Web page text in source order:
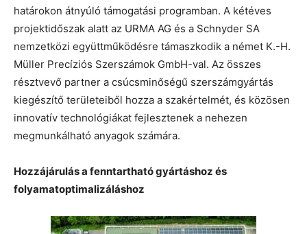
határokon átnyúló támogatási programban. A kétéves
projektidőszak alatt az URMA AG és a Schnyder SA
nemzetközi együttműködésre támaszkodik a német K.-H.
Müller Precíziós Szerszámok GmbH-val. Az összes
résztvevő partner a csúcsminőségű szerszámgyártás
kiegészítő területeiből hozza a szakértelmét, és közösen
innovatív technológiákat fejlesztenek a nehezen
megmunkálható anyagok számára.
Hozzájárulás a fenntartható gyártáshoz és
folyamatoptimalizáláshoz